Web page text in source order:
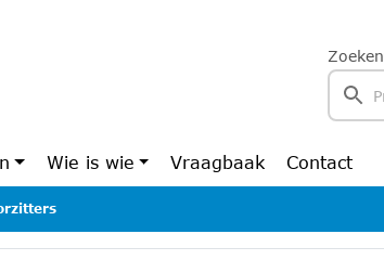
Zoeken
Wie is wie Vraagbaak Contact